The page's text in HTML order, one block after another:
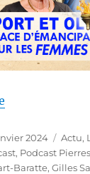
2024 Actu,
, Podcast
Baratte,Gilles